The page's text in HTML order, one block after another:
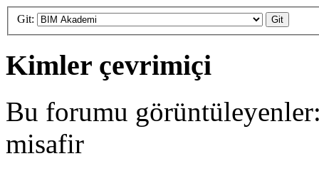
Git:
Kimler çevrimiçi
Bu forumu
misafir